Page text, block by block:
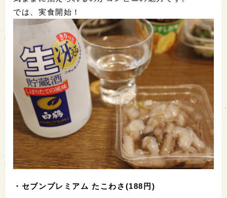
セブンイレブンで買ってきた商品はこちらのとお
り。
・セブンプレミアム たこわさ(188円)
・春巻き(100円)
・ミックス野菜サラダ(163円)
・カルビー Jagabee(じゃがビー)うすしお味(139
円)